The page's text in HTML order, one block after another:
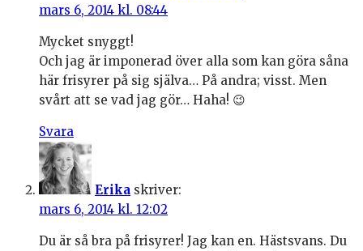
mars 6, 2014 kl. 08:44
Mycket snyggt!
Och jag är imponerad över alla som kan göra såna
här frisyrer på sig själva… På andra; visst. Men
svårt att se vad jag gör… Haha! 😉
Svara
Erika skriver:
mars 6, 2014 kl. 12:02
Du är så bra på frisyrer! Jag kan en. Hästsvans. Du